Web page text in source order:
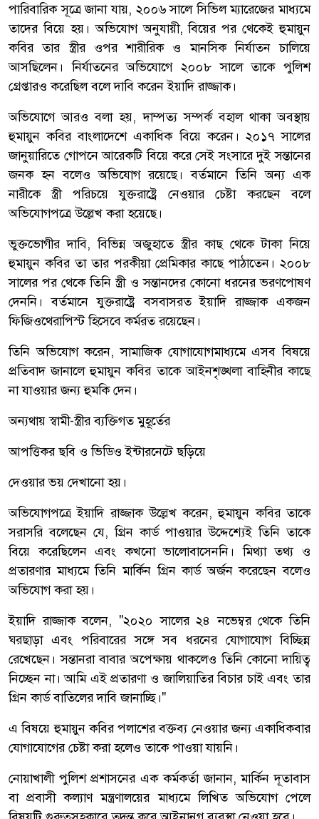
পারিবারিক সূত্রে জানা যায়, ২০০৬ সালে সিভিল ম্যারেজের মাধ্যমে
তাদের বিয়ে হয়। অভিযোগ অনুযায়ী, বিয়ের পর থেকেই হুমায়ুন
কবির তার স্ত্রীর ওপর শারীরিক ও মানসিক নির্যাতন চালিয়ে
আসছিলেন। নির্যাতনের অভিযোগে ২০০৮ সালে তাকে পুলিশ
গ্রেপ্তারও করেছিল বলে দাবি করেন ইয়াদি রাজ্জাক।
অভিযোগে আরও বলা হয়, দাম্পত্য সম্পর্ক বহাল থাকা অবস্থায়
হুমায়ুন কবির বাংলাদেশে একাধিক বিয়ে করেন। ২০১৭ সালের
জানুয়ারিতে গোপনে আরেকটি বিয়ে করে সেই সংসারে দুই সন্তানের
জনক হন বলেও অভিযোগ রয়েছে। বর্তমানে তিনি অন্য এক
নারীকে স্ত্রী পরিচয়ে যুক্তরাষ্ট্রে নেওয়ার চেষ্টা করছেন বলে
অভিযোগপত্রে উল্লেখ করা হয়েছে।
ভুক্তভোগীর দাবি, বিভিন্ন অজুহাতে স্ত্রীর কাছ থেকে টাকা নিয়ে
হুমায়ুন কবির তা তার পরকীয়া প্রেমিকার কাছে পাঠাতেন। ২০০৮
সালের পর থেকে তিনি স্ত্রী ও সন্তানদের কোনো ধরনের ভরণপোষণ
দেননি। বর্তমানে যুক্তরাষ্ট্রে বসবাসরত ইয়াদি রাজ্জাক একজন
ফিজিওথেরাপিস্ট হিসেবে কর্মরত রয়েছেন।
তিনি অভিযোগ করেন, সামাজিক যোগাযোগমাধ্যমে এসব বিষয়ে
প্রতিবাদ জানালে হুমায়ুন কবির তাকে আইনশৃঙ্খলা বাহিনীর কাছে
না যাওয়ার জন্য হুমকি দেন।
অন্যথায় স্বামী-স্ত্রীর ব্যক্তিগত মুহূর্তের
আপত্তিকর ছবি ও ভিডিও ইন্টারনেটে ছড়িয়ে
দেওয়ার ভয় দেখানো হয়।
অভিযোগপত্রে ইয়াদি রাজ্জাক উল্লেখ করেন, হুমায়ুন কবির তাকে
সরাসরি বলেছেন যে, গ্রিন কার্ড পাওয়ার উদ্দেশ্যেই তিনি তাকে
বিয়ে করেছিলেন এবং কখনো ভালোবাসেননি। মিথ্যা তথ্য ও
প্রতারণার মাধ্যমে তিনি মার্কিন গ্রিন কার্ড অর্জন করেছেন বলেও
অভিযোগ করা হয়।
ইয়াদি রাজ্জাক বলেন, "২০২০ সালের ২৪ নভেম্বর থেকে তিনি
ঘরছাড়া এবং পরিবারের সঙ্গে সব ধরনের যোগাযোগ বিচ্ছিন্ন
রেখেছেন। সন্তানরা বাবার অপেক্ষায় থাকলেও তিনি কোনো দায়িত্ব
নিচ্ছেন না। আমি এই প্রতারণা ও জালিয়াতির বিচার চাই এবং তার
গ্রিন কার্ড বাতিলের দাবি জানাচ্ছি।"
এ বিষয়ে হুমায়ুন কবির পলাশের বক্তব্য নেওয়ার জন্য একাধিকবার
যোগাযোগের চেষ্টা করা হলেও তাকে পাওয়া যায়নি।
নোয়াখালী পুলিশ প্রশাসনের এক কর্মকর্তা জানান, মার্কিন দূতাবাস
বা প্রবাসী কল্যাণ মন্ত্রণালয়ের মাধ্যমে লিখিত অভিযোগ পেলে